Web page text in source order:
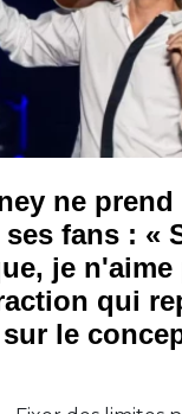
ne
fans : «
je n'aime
qui
le